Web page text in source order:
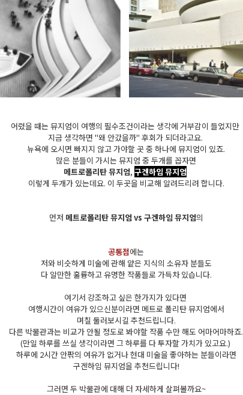
어렸을 때는 뮤지엄이 여행의 필수조건이라는 생각에 거부감이 들었지만
지금 생각하면 "왜 안갔을까" 후회가 되더라고요.
뉴욕에 오시면 빠지지 않고 가야할 곳 중 하나에 뮤지엄이 있죠.
많은 분들이 가시는 뮤지엄 중 두개를 꼽자면
메트로폴리탄 뮤지엄, 구겐하임 뮤지엄
이렇게 두개가 있는데요. 이 두곳을 비교해 알려드리려 합니다.
먼저 메트로폴리탄 뮤지엄 vs 구겐하임 뮤지엄의
공통점에는
저와 비슷하게 미술에 관해 얕은 지식의 소유자 분들도
다 알만한 훌륭하고 유명한 작품들로 가득차 있습니다.
여기서 강조하고 싶은 한가지가 있다면
여행시간이 여유가 있으신분이라면 메트로 폴리탄 뮤지엄에서
며칠 둘러보시길 추천드립니다.
다른 박물관과는 비교가 안될 정도로 봐야할 작품 수만 해도 어마어마하죠.
(만일 하루를 쓰실 생각이라면 그 하루를 다 투자할 가치가 있고요.)
하루에 2시간 안팎의 여유가 없거나 현대 미술을 좋아하는 분들이라면
구겐하임 뮤지엄을 추천드립니다!
그러면 두 박물관에 대해 더 자세하게 살펴볼까요~